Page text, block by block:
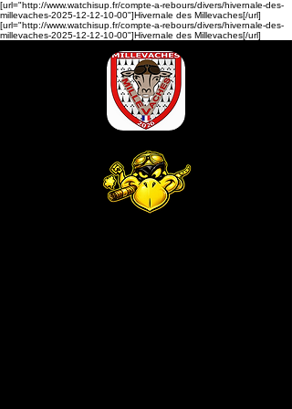
[url="http://www.watchisup.fr/compte-a-rebours/divers/hivernale-des-
millevaches-2025-12-12-10-00"]Hivernale des Millevaches[/url]
[url="http://www.watchisup.fr/compte-a-rebours/divers/hivernale-des-
millevaches-2025-12-12-10-00"]Hivernale des Millevaches[/url]